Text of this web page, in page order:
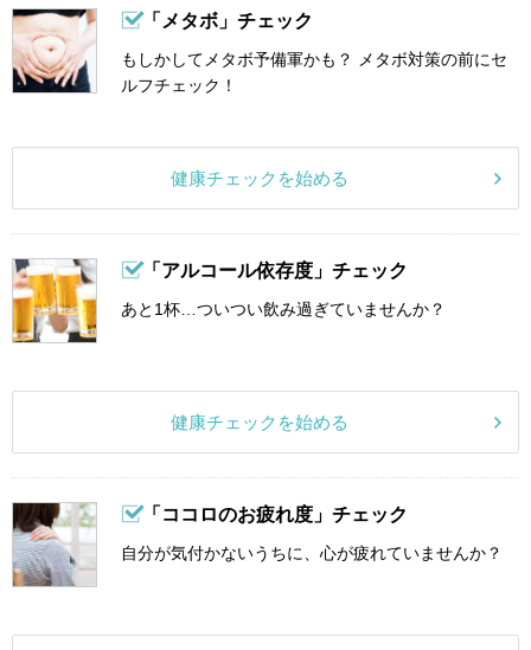
「メタボ」チェック
もしかしてメタボ予備軍かも？ メタボ対策の前にセ
ルフチェック！
健康チェックを始める
「アルコール依存度」チェック
あと1杯…ついつい飲み過ぎていませんか？
健康チェックを始める
「ココロのお疲れ度」チェック
自分が気付かないうちに、心が疲れていませんか？